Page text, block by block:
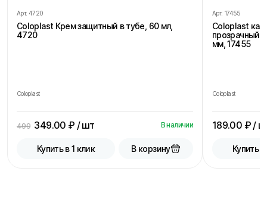
Арт. 4720
Coloplast Крем защитный в тубе, 60 мл,
4720
Coloplast
499 349.00 ₽ / шт В наличии
Купить в 1 клик В корзину
Арт. 17455
Coloplast
прозрачный,
мм, 17455
Coloplast
189.00 ₽ /
Купить в